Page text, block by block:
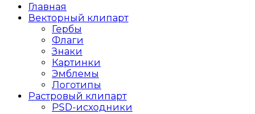
Главная
Векторный клипарт
Гербы
Флаги
Знаки
Картинки
Эмблемы
Логотипы
Растровый клипарт
PSD-исходники